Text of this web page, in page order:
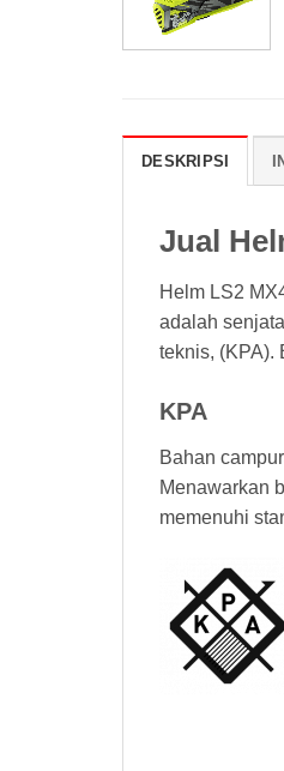
DESKRIPSI
Jual
Helm LS2
adalah
teknis, (KPA).
KPA
Bahan
Menawarkan
memenuhi